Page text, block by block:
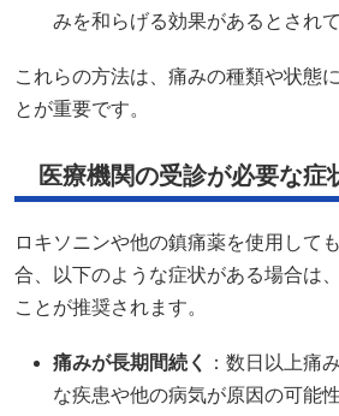
みを和らげる効果があるとされて
これらの方法は、痛みの種類や状態
とが重要です。​
医療機関の受診が必要な症
ロキソニンや他の鎮痛薬を使用して
合、以下のような症状がある場合は
ことが推奨されます。​
痛みが長期間続く
：​数日以上痛
な疾患や他の病気が原因の可能